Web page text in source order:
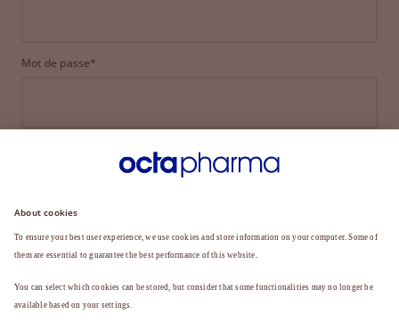
Mot de passe*
CONNEXION
MOT DE PASSE OUBLIÉ ?
Vous n'êtes pas encore membre ?